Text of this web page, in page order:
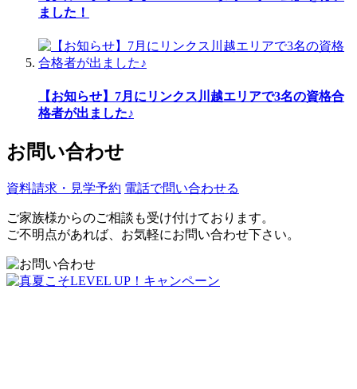
ました！
【お知らせ】7月にリンクス川越エリアで3名の資格合
格者が出ました♪
お問い合わせ
資料請求・見学予約 電話で問い合わせる
ご家族様からのご相談も受け付けております。
ご不明点があれば、お気軽にお問い合わせ下さい。